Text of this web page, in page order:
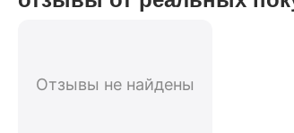
Отзывы не найдены